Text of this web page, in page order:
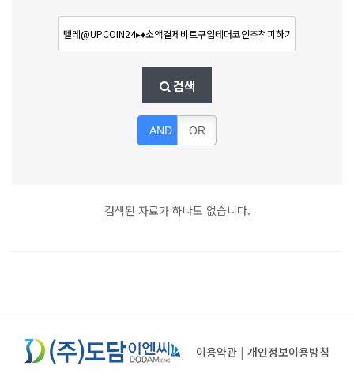
검색
AND OR
검색된 자료가 하나도 없습니다.
이용약관 | 개인정보이용방침